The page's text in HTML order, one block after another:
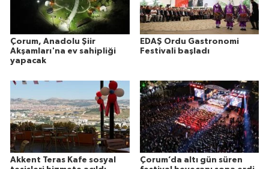
Çorum, Anadolu Şiir
Akşamları'na ev sahipliği
yapacak
EDAŞ Ordu Gastronomi
Festivali başladı
Akkent Teras Kafe sosyal
Çorum’da altı gün süren